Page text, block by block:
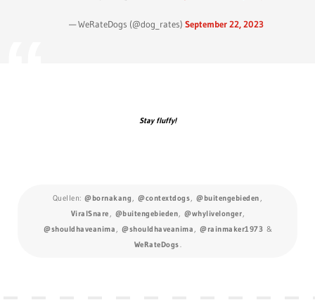
— WeRateDogs (@dog_rates)September 22, 2023
Stay fluffy!
Quellen: @bornakang , @contextdogs, @buitengebieden ,
ViralSnare , @buitengebieden, @whylivelonger,
@shouldhaveanima , @shouldhaveanima , @rainmaker1973 &
WeRateDogs.